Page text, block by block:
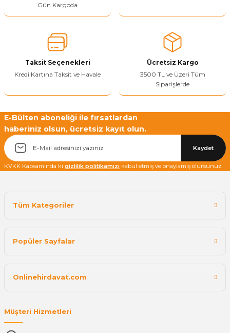
Gün Kargoda
Taksit Seçenekleri
Kredi Kartına Taksit ve Havale
Ücretsiz Kargo
3500 TL ve Üzeri Tüm
Siparişlerde
E-Bülten aboneliği ile fırsatlardan
haberiniz olsun, ücretsiz kayıt olun.
Kaydet
KVKK Kapsamında ki gizlilik politikamızı kabul etmiş ve onaylamış olursunuz.
Tüm Kategoriler
Popüler Sayfalar
Onlinehirdavat.com
Müşteri Hizmetleri